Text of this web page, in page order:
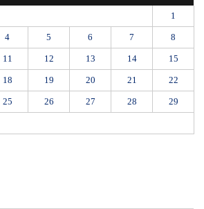
1
4 5 6 7 8
11 12 13 14 15
18 19 20 21 22
25 26 27 28 29